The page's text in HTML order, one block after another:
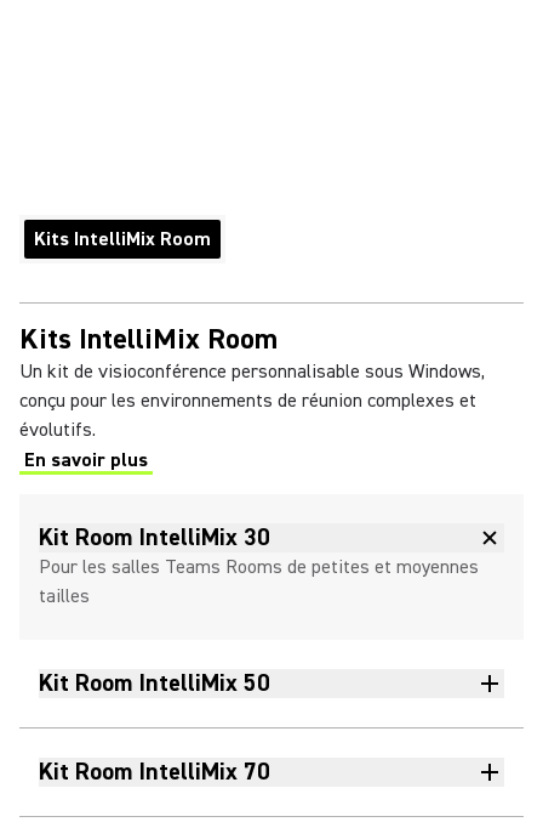
Kits IntelliMix Room
Kits IntelliMix Room
Un kit de visioconférence personnalisable sous Windows,
conçu pour les environnements de réunion complexes et
évolutifs.
En savoir plus
Kit Room IntelliMix 30
Pour les salles Teams Rooms de petites et moyennes
tailles
Kit Room IntelliMix 50
Kit Room IntelliMix 70